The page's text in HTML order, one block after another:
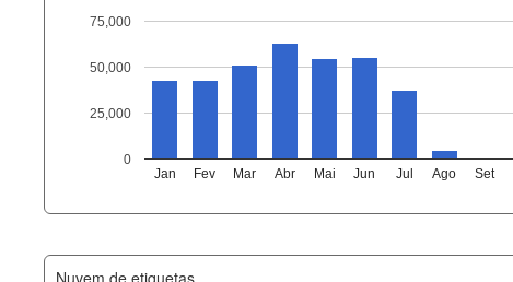
Jan Fev Mar Abr Mai Jun Jul Ago Set
0
25,000
50,000
75,000
documento_andamento_atual.xml
agenda_eventos.xml
Nuvem de etiquetas